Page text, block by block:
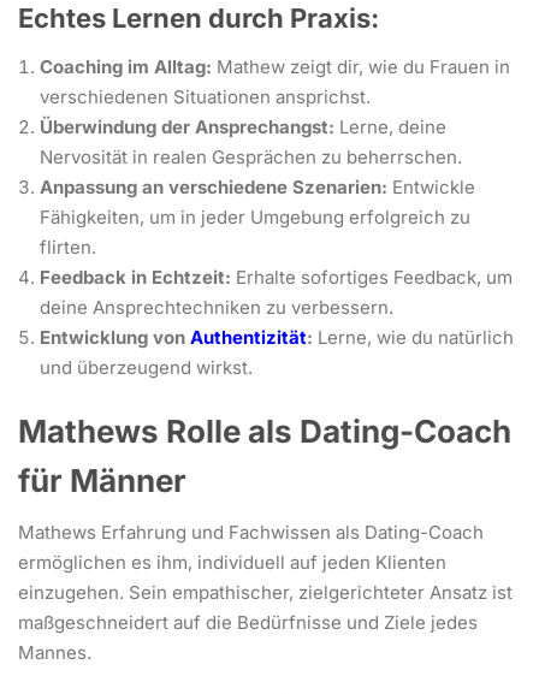
Echtes Lernen durch Praxis:
Coaching im Alltag: Mathew zeigt dir, wie du Frauen in
verschiedenen Situationen ansprichst.
Überwindung der Ansprechangst: Lerne, deine
Nervosität in realen Gesprächen zu beherrschen.
Anpassung an verschiedene Szenarien: Entwickle
Fähigkeiten, um in jeder Umgebung erfolgreich zu
flirten.
Feedback in Echtzeit: Erhalte sofortiges Feedback, um
deine Ansprechtechniken zu verbessern.
Entwicklung von Authentizität: Lerne, wie du natürlich
und überzeugend wirkst.
Mathews Rolle als Dating-Coach
für Männer
Mathews Erfahrung und Fachwissen als Dating-Coach
ermöglichen es ihm, individuell auf jeden Klienten
einzugehen. Sein empathischer, zielgerichteter Ansatz ist
maßgeschneidert auf die Bedürfnisse und Ziele jedes
Mannes.